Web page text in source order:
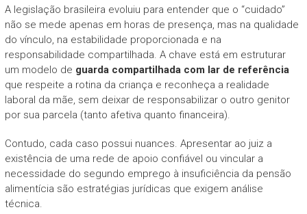
A legislação brasileira evoluiu para entender que o “cuidado”
não se mede apenas em horas de presença, mas na qualidade
do vínculo, na estabilidade proporcionada e na
responsabilidade compartilhada. A chave está em estruturar
um modelo de guarda compartilhada com lar de referência
que respeite a rotina da criança e reconheça a realidade
laboral da mãe, sem deixar de responsabilizar o outro genitor
por sua parcela (tanto afetiva quanto financeira).
Contudo, cada caso possui nuances. Apresentar ao juiz a
existência de uma rede de apoio confiável ou vincular a
necessidade do segundo emprego à insuficiência da pensão
alimentícia são estratégias jurídicas que exigem análise
técnica.